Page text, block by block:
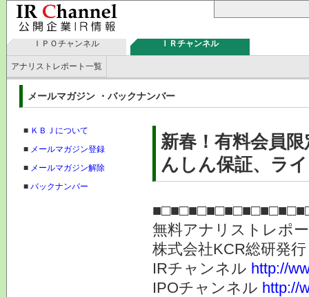
ＩＰＯチャンネル ＩＲチャンネル
アナリストレポート一覧
メールマガジン ・バックナンバー
■ ＫＢＪについて
■ メールマガジン登録
■ メールマガジン解除
■ バックナンバー
新春！有料会員
んしん保証、ラ
無料アナリストレポ
株式会社
IRチャンネル http://
IPOチャンネル http://